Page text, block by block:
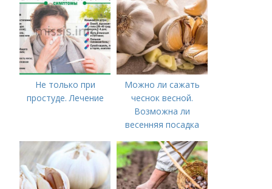
Не только при
простуде. Лечение
Можно ли сажать
чеснок весной.
Возможна ли
весенняя посадка
лучше делать